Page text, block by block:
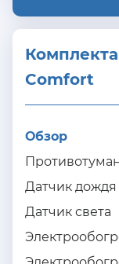
Comfort
Обзор
Датчик дождя
Датчик света